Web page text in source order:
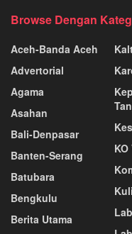
Browse Dengan
Aceh-Banda Aceh
Advertorial
Agama
Asahan
Bali-Denpasar
Banten-Serang
Batubara
Bengkulu
Berita Utama
KO